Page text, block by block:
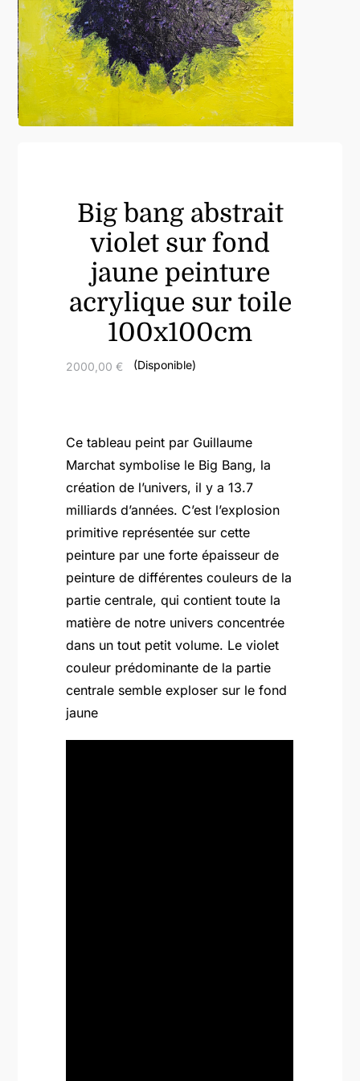
Big bang abstrait
violet sur fond
jaune peinture
acrylique sur toile
100x100cm
2000,00 € (Disponible)
Ce tableau peint par Guillaume
Marchat symbolise le Big Bang, la
création de l’univers, il y a 13.7
milliards d’années. C’est l’explosion
primitive représentée sur cette
peinture par une forte épaisseur de
peinture de différentes couleurs de la
partie centrale, qui contient toute la
matière de notre univers concentrée
dans un tout petit volume. Le violet
couleur prédominante de la partie
centrale semble exploser sur le fond
jaune